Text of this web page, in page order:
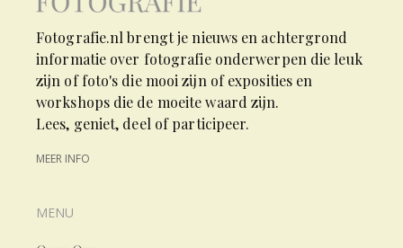
Fotografie.nl brengt je nieuws en achtergrond
informatie over fotografie onderwerpen die leuk
zijn of foto's die mooi zijn of exposities en
workshops die de moeite waard zijn.
Lees, geniet, deel of participeer.
MEER INFO
MENU